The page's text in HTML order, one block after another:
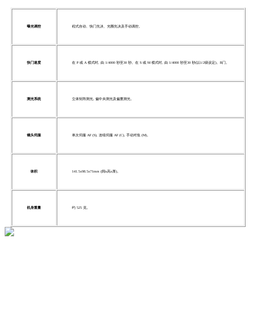
曝光调控 程式自动、快门先决、光圈先决及手动调控。
快门速度 在 P 或 A 模式时, 由 1/4000 秒至30 秒。在 S 或 M 模式时, 由 1/4000 秒至30 秒(以1/2级设定)。B门。
测光系统 立体矩阵测光, 偏中央测光及偏重测光。
镜头伺服 单次伺服 AF (S), 连续伺服 AF (C), 手动对焦 (M)。
体积 141.5x98.5x71mm (阔x高x厚)。
机身重量 约 525 克。